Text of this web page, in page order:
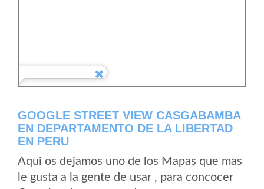
GOOGLE STREET VIEW CASGABAMBA
EN DEPARTAMENTO DE LA LIBERTAD
EN PERU
Aqui os dejamos uno de los Mapas que mas
le gusta a la gente de usar , para concocer